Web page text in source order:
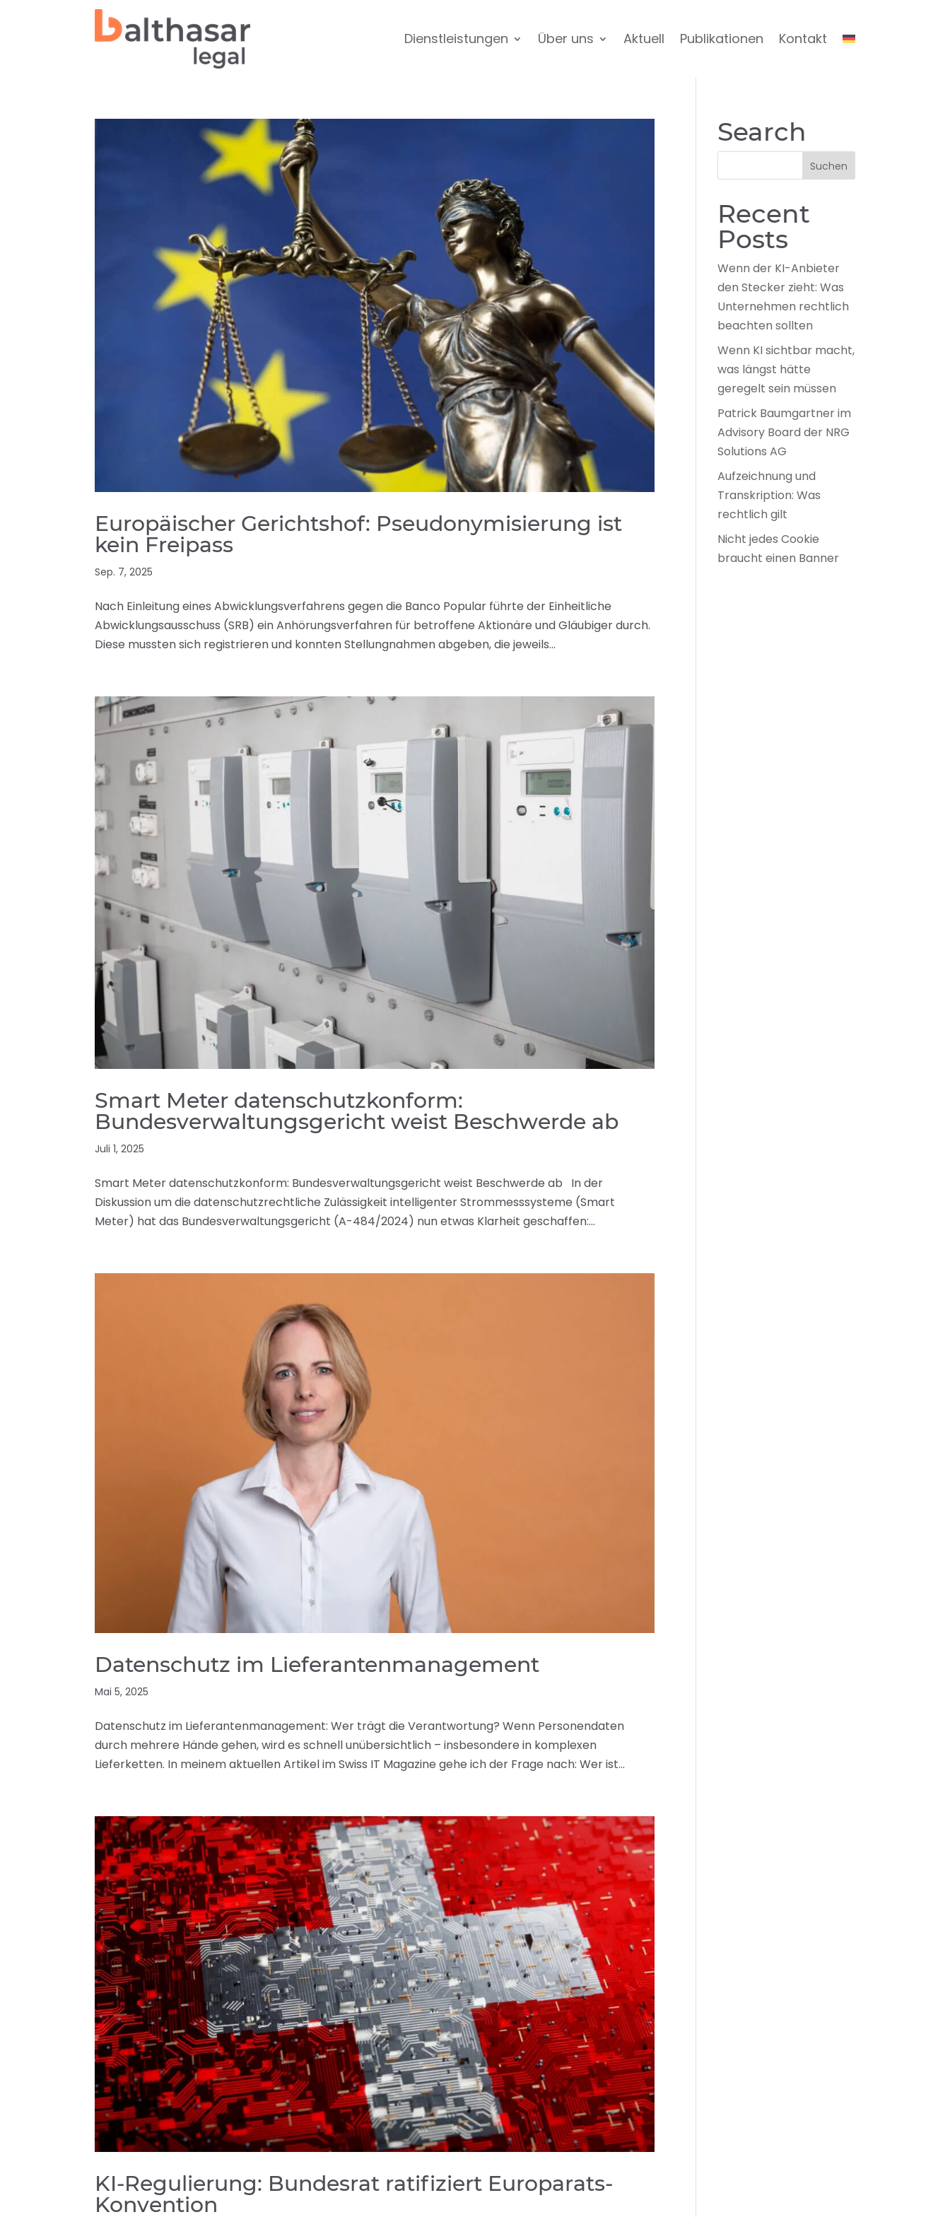
Dienstleistungen Über uns Aktuell Publikationen Kontakt
Europäischer Gerichtshof: Pseudonymisierung ist
kein Freipass
Sep. 7, 2025
Nach Einleitung eines Abwicklungsverfahrens gegen die Banco Popular führte der Einheitliche
Abwicklungsausschuss (SRB) ein Anhörungsverfahren für betroffene Aktionäre und Gläubiger durch.
Diese mussten sich registrieren und konnten Stellungnahmen abgeben, die jeweils...
Smart Meter datenschutzkonform:
Bundesverwaltungsgericht weist Beschwerde ab
Juli 1, 2025
Smart Meter datenschutzkonform: Bundesverwaltungsgericht weist Beschwerde ab In der
Diskussion um die datenschutzrechtliche Zulässigkeit intelligenter Strommesssysteme (Smart
Meter) hat das Bundesverwaltungsgericht (A-484/2024) nun etwas Klarheit geschaffen:...
Datenschutz im Lieferantenmanagement
Mai 5, 2025
Datenschutz im Lieferantenmanagement: Wer trägt die Verantwortung? Wenn Personendaten
durch mehrere Hände gehen, wird es schnell unübersichtlich – insbesondere in komplexen
Lieferketten. In meinem aktuellen Artikel im Swiss IT Magazine gehe ich der Frage nach: Wer ist...
KI-Regulierung: Bundesrat ratifiziert Europarats-
Konvention
Search
Recent
Posts
Wenn der KI-Anbieter
den Stecker zieht: Was
Unternehmen rechtlich
beachten sollten
Wenn KI sichtbar macht,
was längst hätte
geregelt sein müssen
Patrick Baumgartner im
Advisory Board der NRG
Solutions AG
Aufzeichnung und
Transkription: Was
rechtlich gilt
Nicht jedes Cookie
braucht einen Banner